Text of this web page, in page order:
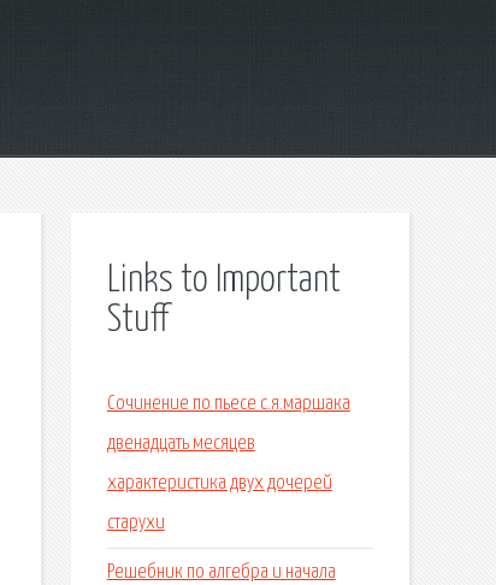
Links to Important
Stuff
Сочинение по пьесе с.я.маршака
двенадцать месяцев
характеристика двух дочерей
старухи
Решебник по алгебра и начала